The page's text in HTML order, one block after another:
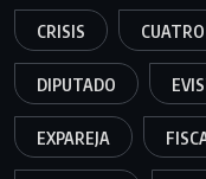
CRISIS CUATRO
DIPUTADO
EXPAREJA